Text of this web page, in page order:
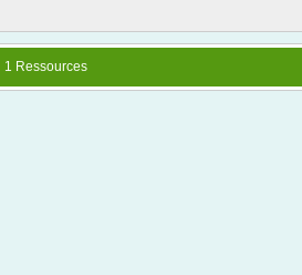
1 Ressources